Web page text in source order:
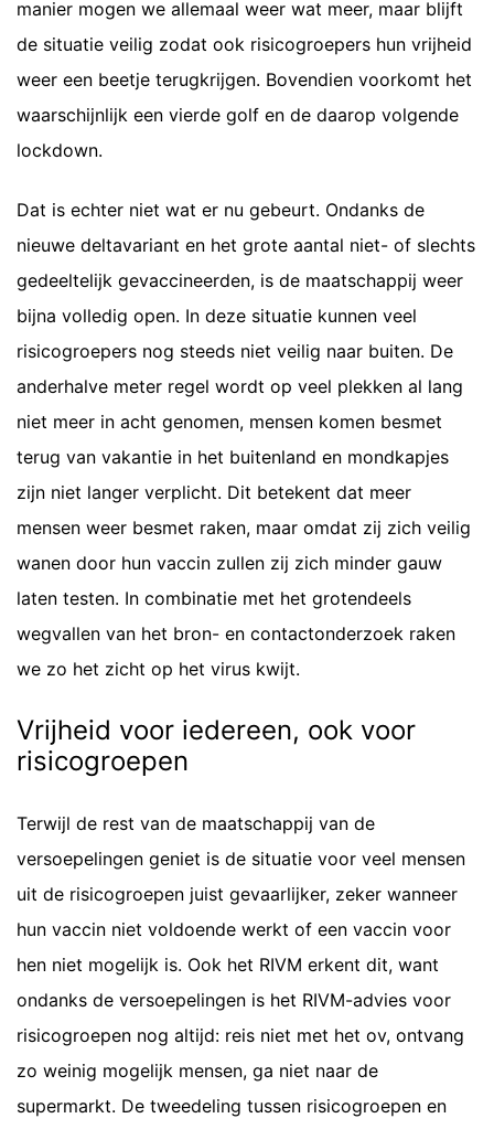
manier mogen we allemaal weer wat meer, maar blijft
de situatie veilig zodat ook risicogroepers hun vrijheid
weer een beetje terugkrijgen. Bovendien voorkomt het
waarschijnlijk een vierde golf en de daarop volgende
lockdown.
Dat is echter niet wat er nu gebeurt. Ondanks de
nieuwe deltavariant en het grote aantal niet- of slechts
gedeeltelijk gevaccineerden, is de maatschappij weer
bijna volledig open. In deze situatie kunnen veel
risicogroepers nog steeds niet veilig naar buiten. De
anderhalve meter regel wordt op veel plekken al lang
niet meer in acht genomen, mensen komen besmet
terug van vakantie in het buitenland en mondkapjes
zijn niet langer verplicht. Dit betekent dat meer
mensen weer besmet raken, maar omdat zij zich veilig
wanen door hun vaccin zullen zij zich minder gauw
laten testen. In combinatie met het grotendeels
wegvallen van het bron- en contactonderzoek raken
we zo het zicht op het virus kwijt.
Vrijheid voor iedereen, ook voor
risicogroepen
Terwijl de rest van de maatschappij van de
versoepelingen geniet is de situatie voor veel mensen
uit de risicogroepen juist gevaarlijker, zeker wanneer
hun vaccin niet voldoende werkt of een vaccin voor
hen niet mogelijk is. Ook het RIVM erkent dit, want
ondanks de versoepelingen is het RIVM-advies voor
risicogroepen nog altijd: reis niet met het ov, ontvang
zo weinig mogelijk mensen, ga niet naar de
supermarkt. De tweedeling tussen risicogroepen en